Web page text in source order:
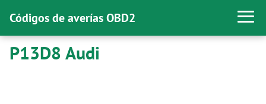
Códigos de averías OBD2
P13D8 Audi